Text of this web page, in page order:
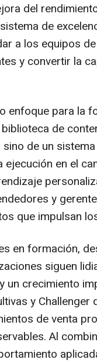
del
de
a los equipos
y convertir la
enfoque para la
de
de un
en el
y
que impulsan
en formación,
siguen
un crecimiento
y Challenger
de venta
Al